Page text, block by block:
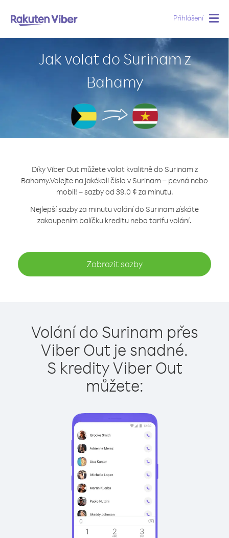
Přihlášení
Jak volat do Surinam z
Bahamy
Díky Viber Out můžete volat kvalitně do Surinam z
Bahamy.Volejte na jakékoli číslo v Surinam – pevná nebo
mobil! – sazby od 39.0 ¢ za minutu.
Nejlepší sazby za minutu volání do Surinam získáte
zakoupením balíčku kreditu nebo tarifu volání.
Zobrazit sazby
Volání do Surinam přes
Viber Out je snadné.
S kredity Viber Out
můžete: